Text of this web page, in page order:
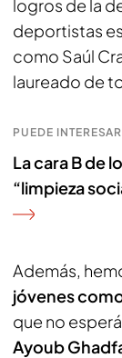
logros de la
deportistas
como Saúl
laureado de
PUEDE
La cara B de
“limpieza
Además,
jóvenes
que no
Ayoub